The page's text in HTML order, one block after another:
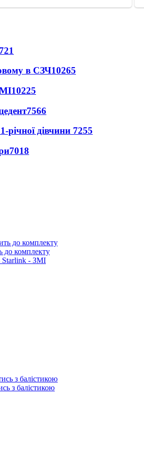
в СЗЧ10265
10225
7566
річної дівчини 7255
7018
до комплекту
Starlink - ЗМІ
з балістикою